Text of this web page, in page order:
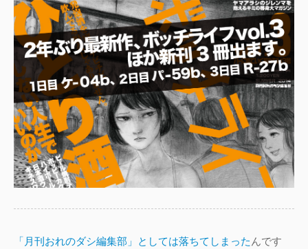
「月刊おれのダシ編集部」としては落ちてしまったんです